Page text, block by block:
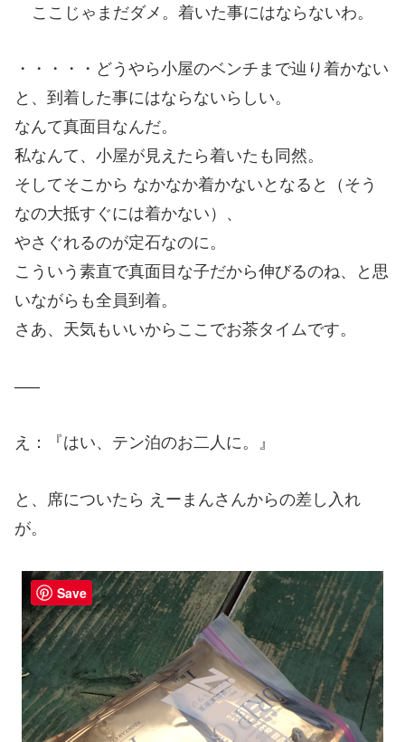
ここじゃまだダメ。着いた事にはならないわ。
・・・・・どうやら小屋のベンチまで辿り着かない
と、到着した事にはならないらしい。
なんて真面目なんだ。
私なんて、小屋が見えたら着いたも同然。
そしてそこから なかなか着かないとなると（そう
なの大抵すぐには着かない）、
やさぐれるのが定石なのに。
こういう素直で真面目な子だから伸びるのね、と思
いながらも全員到着。
さあ、天気もいいからここでお茶タイムです。
—–
え：『はい、テン泊のお二人に。』
と、席についたら えーまんさんからの差し入れ
が。
Save